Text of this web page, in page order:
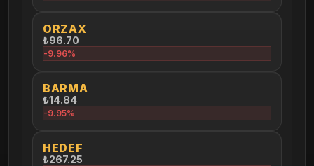
ORZAX
₺96.70
-9.96%
BARMA
₺14.84
-9.95%
HEDEF
₺267.25